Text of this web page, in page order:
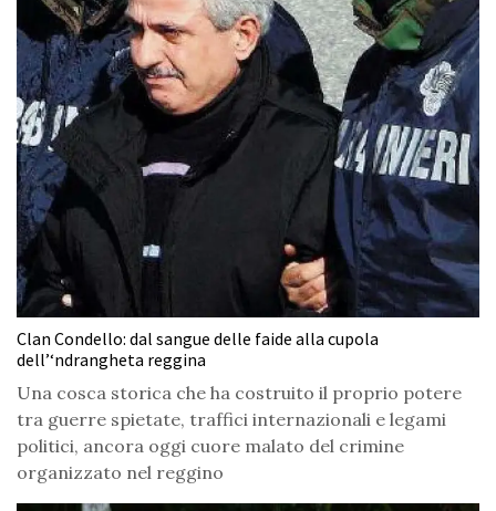
Clan Condello: dal sangue delle faide alla cupola
dell’‘ndrangheta reggina
Una cosca storica che ha costruito il proprio potere
tra guerre spietate, traffici internazionali e legami
politici, ancora oggi cuore malato del crimine
organizzato nel reggino